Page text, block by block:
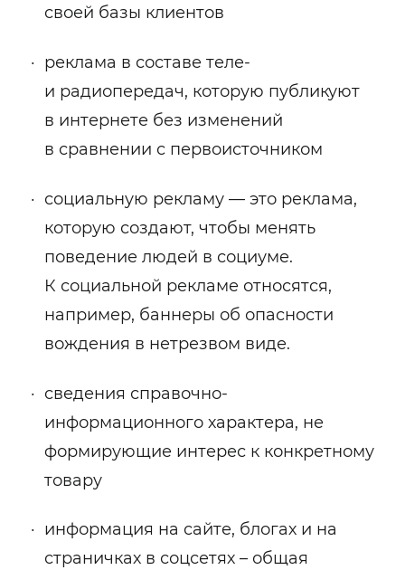
своей базы клиентов
реклама в составе теле-
и радиопередач, которую публикуют
в интернете без изменений
в сравнении с первоисточником
социальную рекламу — это реклама,
которую создают, чтобы менять
поведение людей в социуме.
К социальной рекламе относятся,
например, баннеры об опасности
вождения в нетрезвом виде.
сведения справочно-
информационного характера, не
формирующие интерес к конкретному
товару
информация на сайте, блогах и на
страничках в соцсетях – общая